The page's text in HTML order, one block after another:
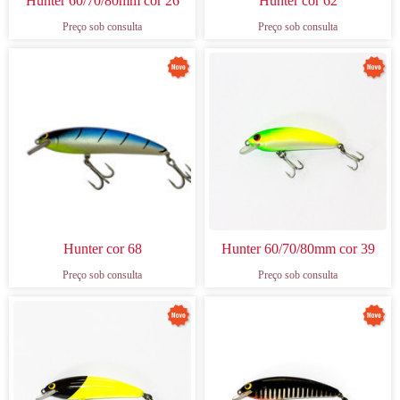
Preço sob consulta Preço sob consulta
Hunter cor 68
Preço sob consulta
Hunter 60/70/80mm cor 39
Preço sob consulta